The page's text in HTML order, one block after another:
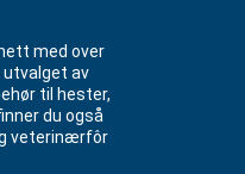
med over
utvalget av
til hester,
du også
veterinærfôr